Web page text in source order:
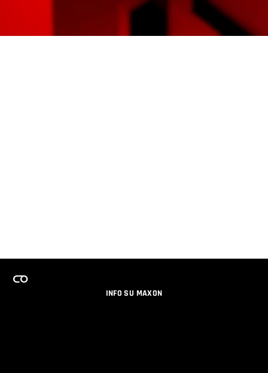
INFO SU MAXON